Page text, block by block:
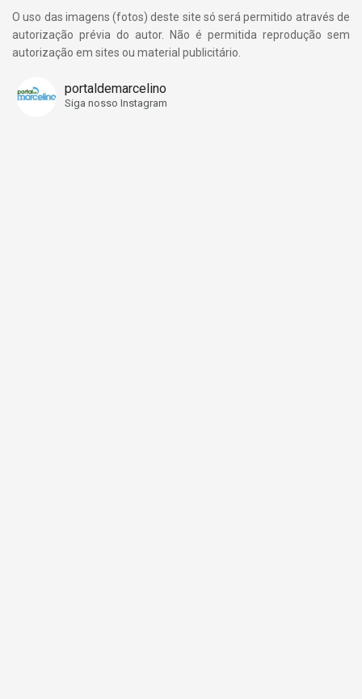
O uso das imagens (fotos) deste site só será permitido através de
autorização prévia do autor. Não é permitida reprodução sem
autorização em sites ou material publicitário.
portaldemarcelino
Siga nosso Instagram